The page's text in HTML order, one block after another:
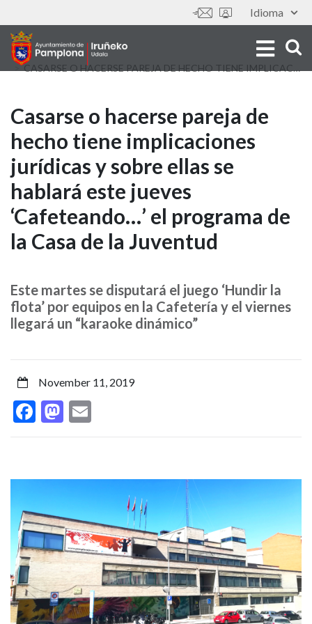
to
main
content
Idioma
Tools
Casarse
o
hacerse
pareja
de
tiene
implicaciones
y
sobre
se
hablará
este
jueves
‘Cafeteando…’
Casarse o hacerse pareja de
hecho tiene implicaciones
jurídicas y sobre ellas se
hablará este jueves
‘Cafeteando…’ el programa de
la Casa de la Juventud
Este martes se disputará el juego ‘Hundir la
flota’ por equipos en la Cafetería y el viernes
llegará un “karaoke dinámico”
November 11, 2019
Facebook
Mastodon